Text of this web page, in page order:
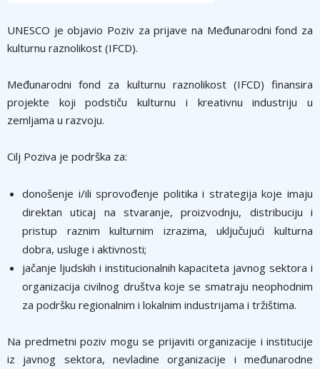
UNESCO je objavio Poziv za prijave na Međunarodni fond za
kulturnu raznolikost (IFCD).
Međunarodni fond za kulturnu raznolikost (IFCD) finansira
projekte koji podstiču kulturnu i kreativnu industriju u
zemljama u razvoju.
Cilj Poziva je podrška za:
donošenje i/ili sprovođenje politika i strategija koje imaju
direktan uticaj na stvaranje, proizvodnju, distribuciju i
pristup raznim kulturnim izrazima, uključujući kulturna
dobra, usluge i aktivnosti;
jačanje ljudskih i institucionalnih kapaciteta javnog sektora i
organizacija civilnog društva koje se smatraju neophodnim
za podršku regionalnim i lokalnim industrijama i tržištima.
Na predmetni poziv mogu se prijaviti organizacije i institucije
iz javnog sektora, nevladine organizacije i međunarodne